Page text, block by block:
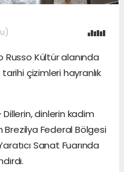
Kültür alanında
çizimleri hayranlık
Dillerin, dinlerin kadim
Brezilya Federal Bölgesi
Sanat Fuarında